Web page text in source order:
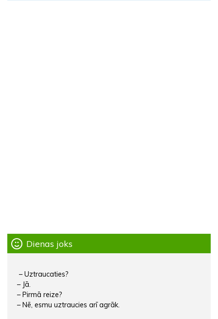
Dienas joks
– Uztraucaties?
– Jā.
– Pirmā reize?
– Nē, esmu uztraucies arī agrāk.